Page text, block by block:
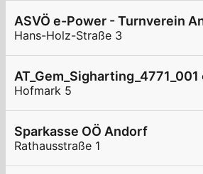
ASVÖ e-Power - Turnverein
Hans-Holz-Straße 3
Hofmark 5
Sparkasse OÖ Andorf
Rathausstraße 1